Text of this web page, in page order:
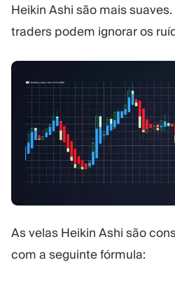
Heikin Ashi são mais
traders podem ignorar os
As velas Heikin Ashi são
com a seguinte fórmula: